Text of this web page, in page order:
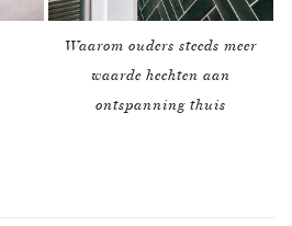
Waarom ouders steeds meer
waarde hechten aan
ontspanning thuis